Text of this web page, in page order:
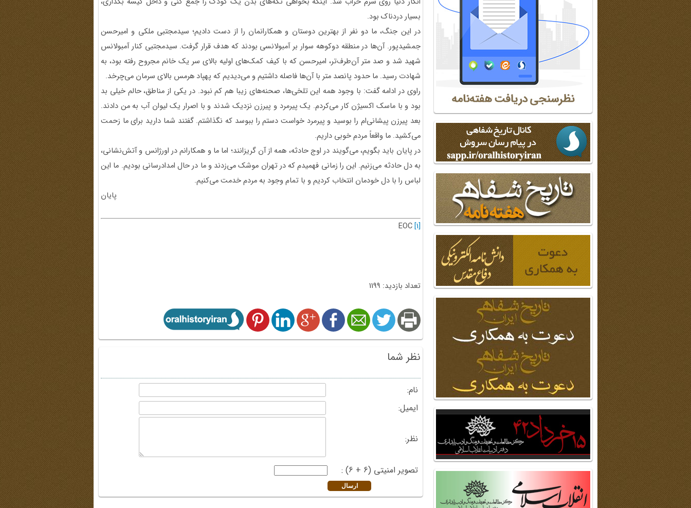
بسیار دردناک بود.
در این جنگ، ما دو نفر از بهترین دوستان و همکارانمان را از دست دادیم؛ سیدمجتبی ملکی و امیرحسن
جمشیدپور. آن‌ها در منطقه دوکوهه سوار بر آمبولانسی بودند که هدف قرار گرفت. سیدمجتبی کنار آمبولانس
شهید شد و صد متر آن‌طرف‌تر، امیرحسن که با کیف کمک‌های اولیه بالای سر یک خانم مجروح رفته بود، به
شهادت رسید. ما حدود پانصد متر با آن‌ها فاصله داشتیم و می‌دیدیم که پهپاد هرمس بالای سرمان می‌چرخد.
راوی در ادامه گفت: با وجود همه این تلخی‌ها، صحنه‌های زیبا هم کم نبود. در یکی از مناطق، حالم خیلی بد
بود و با ماسک اکسیژن کار می‌کردم. یک پیرمرد و پیرزن نزدیک شدند و با اصرار یک لیوان آب به من دادند.
بعد پیرزن پیشانی‌ام را بوسید و پیرمرد خواست دستم را ببوسد که نگذاشتم. گفتند شما دارید برای ما زحمت
می‌کشید. ما واقعاً مردم خوبی داریم.
در پایان باید بگویم، می‌گویند در اوج حادثه، همه از آن گریزانند؛ اما ما و همکارانم در اورژانس و آتش‌نشانی،
به دل حادثه می‌زنیم. این را زمانی فهمیدم که در تهران موشک می‌زدند و ما در حال امدادرسانی بودیم. ما این
لباس را با دل خودمان انتخاب کردیم و با تمام وجود به مردم خدمت می‌کنیم.
پایان
[1]
تعداد بازدید: 1199
نظر شما
نام:
ایمیل:
نظر:
تصویر امنیتی (6 + 6) :